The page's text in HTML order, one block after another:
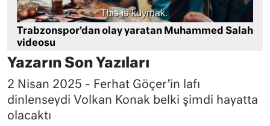
Trabzonspor’dan olay yaratan Muhammed Salah
videosu
Yazarın Son Yazıları
2 Nisan 2025 - Ferhat Göçer’in lafı
dinlenseydi Volkan Konak belki şimdi hayatta
olacaktı